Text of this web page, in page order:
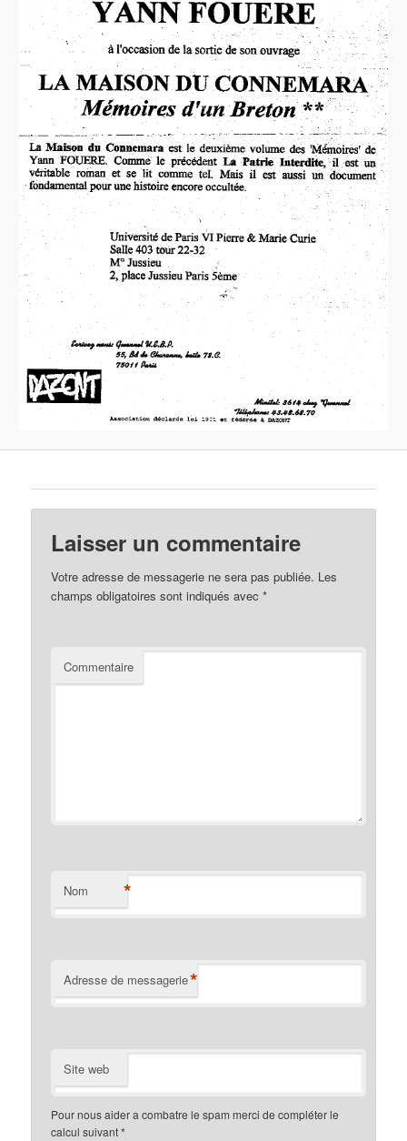
Laisser un commentaire
Votre adresse de messagerie ne sera pas publiée. Les
champs obligatoires sont indiqués avec*
Commentaire
Nom *
Adresse de messagerie*
Site web
Pour nous aider a combatre le spam merci de compléter le
calcul suivant*